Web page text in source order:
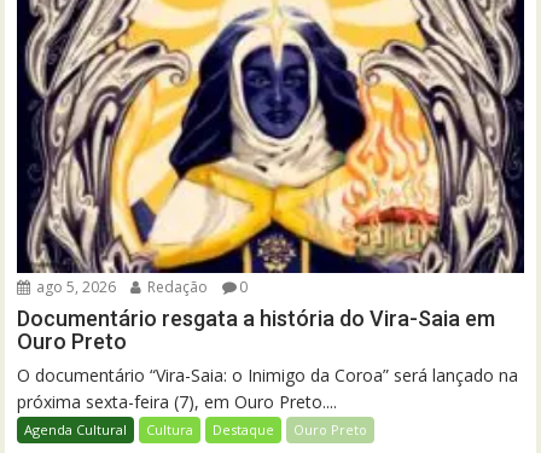
ago 5, 2026 Redação 0
Documentário resgata a história do Vira-Saia em
Ouro Preto
O documentário “Vira-Saia: o Inimigo da Coroa” será lançado na
próxima sexta-feira (7), em Ouro Preto....
Agenda Cultural Cultura Destaque Ouro Preto